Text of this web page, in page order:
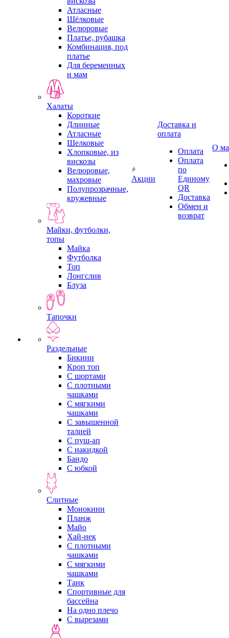
Атласные
Шёлковые
Велюровые
Платье, рубашка
Комбинация, под
платье
Для беременных
и мам
Халаты
Короткие
Длинные
Атласные
Шелковые
Хлопковые, из
вискозы
Велюровые,
махровые
Полупрозрачные,
кружевные
Майки, футболки,
топы
Майка
Футболка
Топ
Лонгслив
Блуза
Тапочки
Раздельные
Бикини
Кроп топ
С шортами
С плотными
чашками
С мягкими
чашками
С завышенной
талией
С пуш-ап
С накидкой
Бандо
С юбкой
Слитные
Монокини
Планж
Майо
Хай-нек
С плотными
чашками
С мягкими
чашками
Танк
Спортивные для
бассейна
На одно плечо
С вырезами
Акции
Доставка и
оплата
Оплата
Оплата
по
Единому
QR
Доставка
Обмен и
возврат
О